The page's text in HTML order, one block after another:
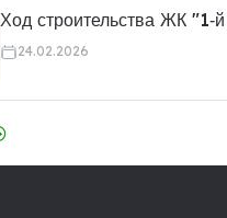
Ход строительства ЖК
24.02.2026